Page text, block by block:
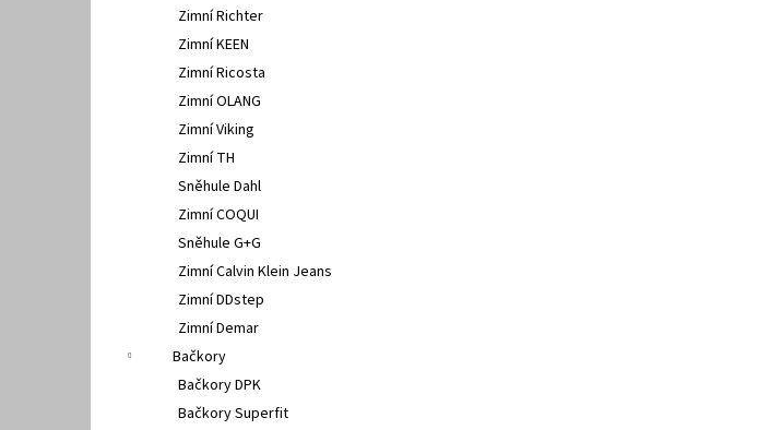
Zimní Richter
Zimní KEEN
Zimní Ricosta
Zimní OLANG
Zimní Viking
Zimní TH
Sněhule Dahl
Zimní COQUI
Sněhule G+G
Zimní Calvin Klein Jeans
Zimní DDstep
Zimní Demar
Bačkory
Bačkory DPK
Bačkory Superfit